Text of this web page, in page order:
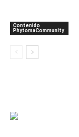
Contenido
PhytomaCommunity